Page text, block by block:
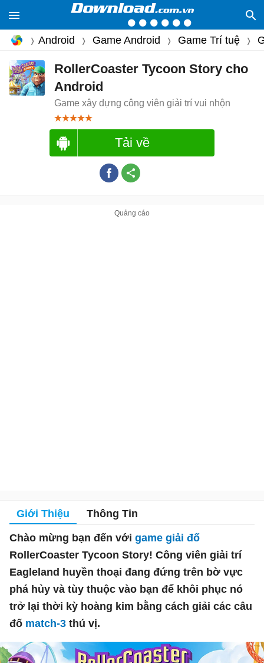
Android Game Android Game Trí tuệ
RollerCoaster Tycoon Story cho
Android
Game xây dựng công viên giải trí vui nhộn
Tải về
Giới Thiệu Thông Tin
Chào mừng bạn đến với game giải đố
RollerCoaster Tycoon Story! Công viên giải trí
Eagleland huyền thoại đang đứng trên bờ vực
phá hủy và tùy thuộc vào bạn để khôi phục nó
trở lại thời kỳ hoàng kim bằng cách giải các câu
đố match-3 thú vị.